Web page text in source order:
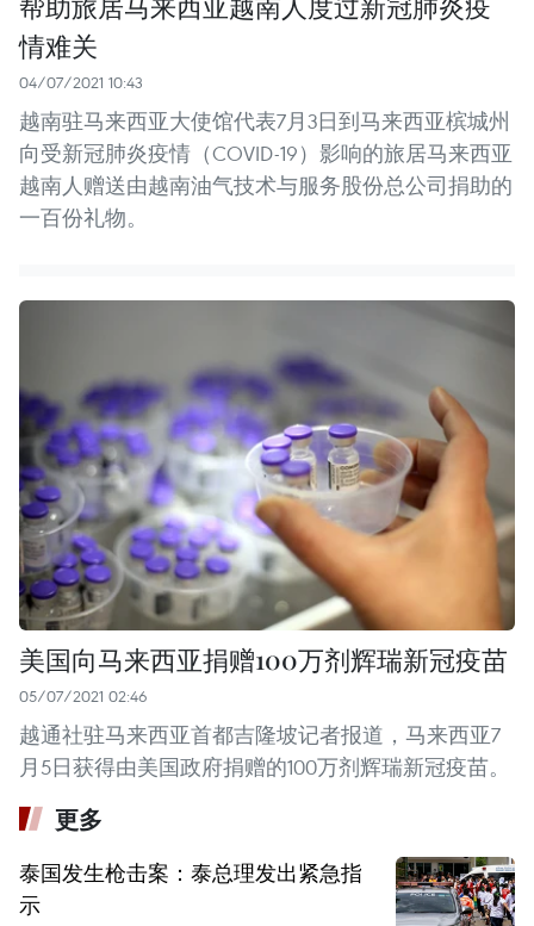
情难关
04/07/2021 10:43
越南驻马来西亚大使馆代表7月3日到马来西亚槟城州
向受新冠肺炎疫情（COVID-19）影响的旅居马来西亚
越南人赠送由越南油气技术与服务股份总公司捐助的
一百份礼物。
美国向马来西亚捐赠100万剂辉瑞新冠疫苗
05/07/2021 02:46
越通社驻马来西亚首都吉隆坡记者报道，马来西亚7
月5日获得由美国政府捐赠的100万剂辉瑞新冠疫苗。
更多
泰国发生枪击案：泰总理发出紧急指
示